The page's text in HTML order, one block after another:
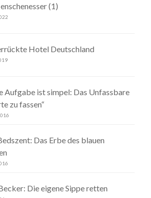
(1)
Hotel Deutschland
Aufgabe ist simpel: Das Unfassbare
zu fassen“
Das Erbe des blauen
Die eigene Sippe retten